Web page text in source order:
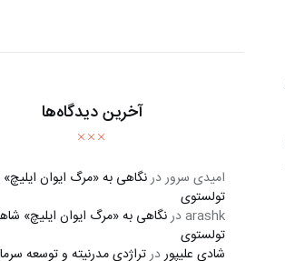
آخرین دیدگاه‌ها
امیدی سروردرنگاهی به «مرگ ايوان ايليچ»
تولستوی
arashkدرنگاهی به «مرگ ايوان ايليچ»
تولستوی
شادی علیپوردرتراژدی مدرنیته و توسعه